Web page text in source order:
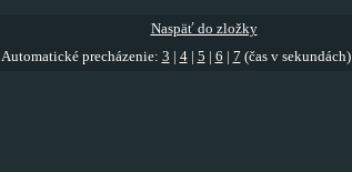
Naspäť do zložky
Automatické precházenie: 3 4| 5 6 7 (čas v sekundách)